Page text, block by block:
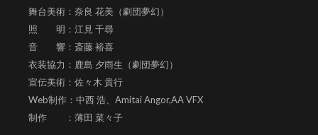
舞台美術：奈良 花美（劇団夢幻）
照 明：江見 千尋
音 響：斎藤 裕喜
衣装協力：鹿島 夕雨生（劇団夢幻）
宣伝美術：佐々木 貴行
Web制作：中西 浩、 Amitai Angor,AA VFX
制作 ：薄田 菜々子